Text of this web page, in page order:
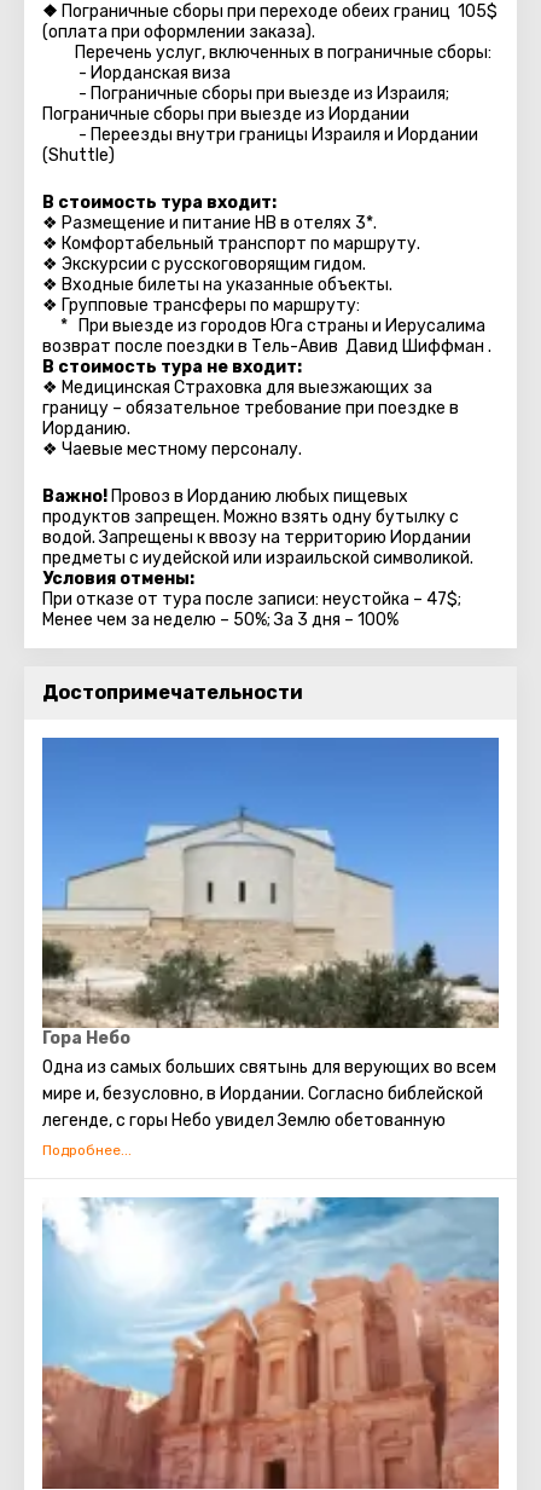
❖ Пограничные сборы при переходе обеих границ 105$
(оплата при оформлении заказа).
Перечень услуг, включенных в пограничные сборы:
- Иорданская виза
- Пограничные сборы при выезде из Израиля;
Пограничные сборы при выезде из Иордании
- Переезды внутри границы Израиля и Иордании
(Shuttle)
В стоимость тура входит:
❖ Размещение и питание HB в отелях 3*.
❖ Комфортабельный транспорт по маршруту.
❖ Экскурсии с русскоговорящим гидом.
❖ Входные билеты на указанные объекты.
❖ Групповые трансферы по маршруту:
* При выезде из городов Юга страны и Иерусалима
возврат после поездки в Тель-Авив Давид Шиффман .
В стоимость тура не входит:
❖ Медицинская Страховка для выезжающих за
границу – обязательное требование при поездке в
Иорданию.
❖ Чаевые местному персоналу.
Важно! Провоз в Иорданию любых пищевых
продуктов запрещен. Можно взять одну бутылку с
водой. Запрещены к ввозу на территорию Иордании
предметы с иудейской или израильской символикой.
Условия отмены:
При отказе от тура после записи: неустойка – 47$;
Менее чем за неделю – 50%; За 3 дня – 100%
Достопримечательности
Гора Небо
Одна из самых больших святынь для верующих во всем
мире и, безусловно, в Иордании. Согласно библейской
легенде, с горы Небо увидел Землю обетованную
пророк Моисей. И здесь же закончил свои земные дни.
Гора никогда не пустует. Сюда приезжают самые
разные гости. Кто-то – почувствовать святость
места, так хорошо описанного Библией. Кто-то –
полюбоваться пейзажем. Небо остается сакральным
местом: на горе есть храм и установлена скульптура,
напоминающая о Посохе Моисеевом и Божьем величии.
Вместе церковь и этот символ образуют мемориал,
посвященный пророку. Кроме того, на горе расположен
монастырь. Каков его возраст, доподлинно
неизвестно, но согласно легенде, не меньше тысячи.